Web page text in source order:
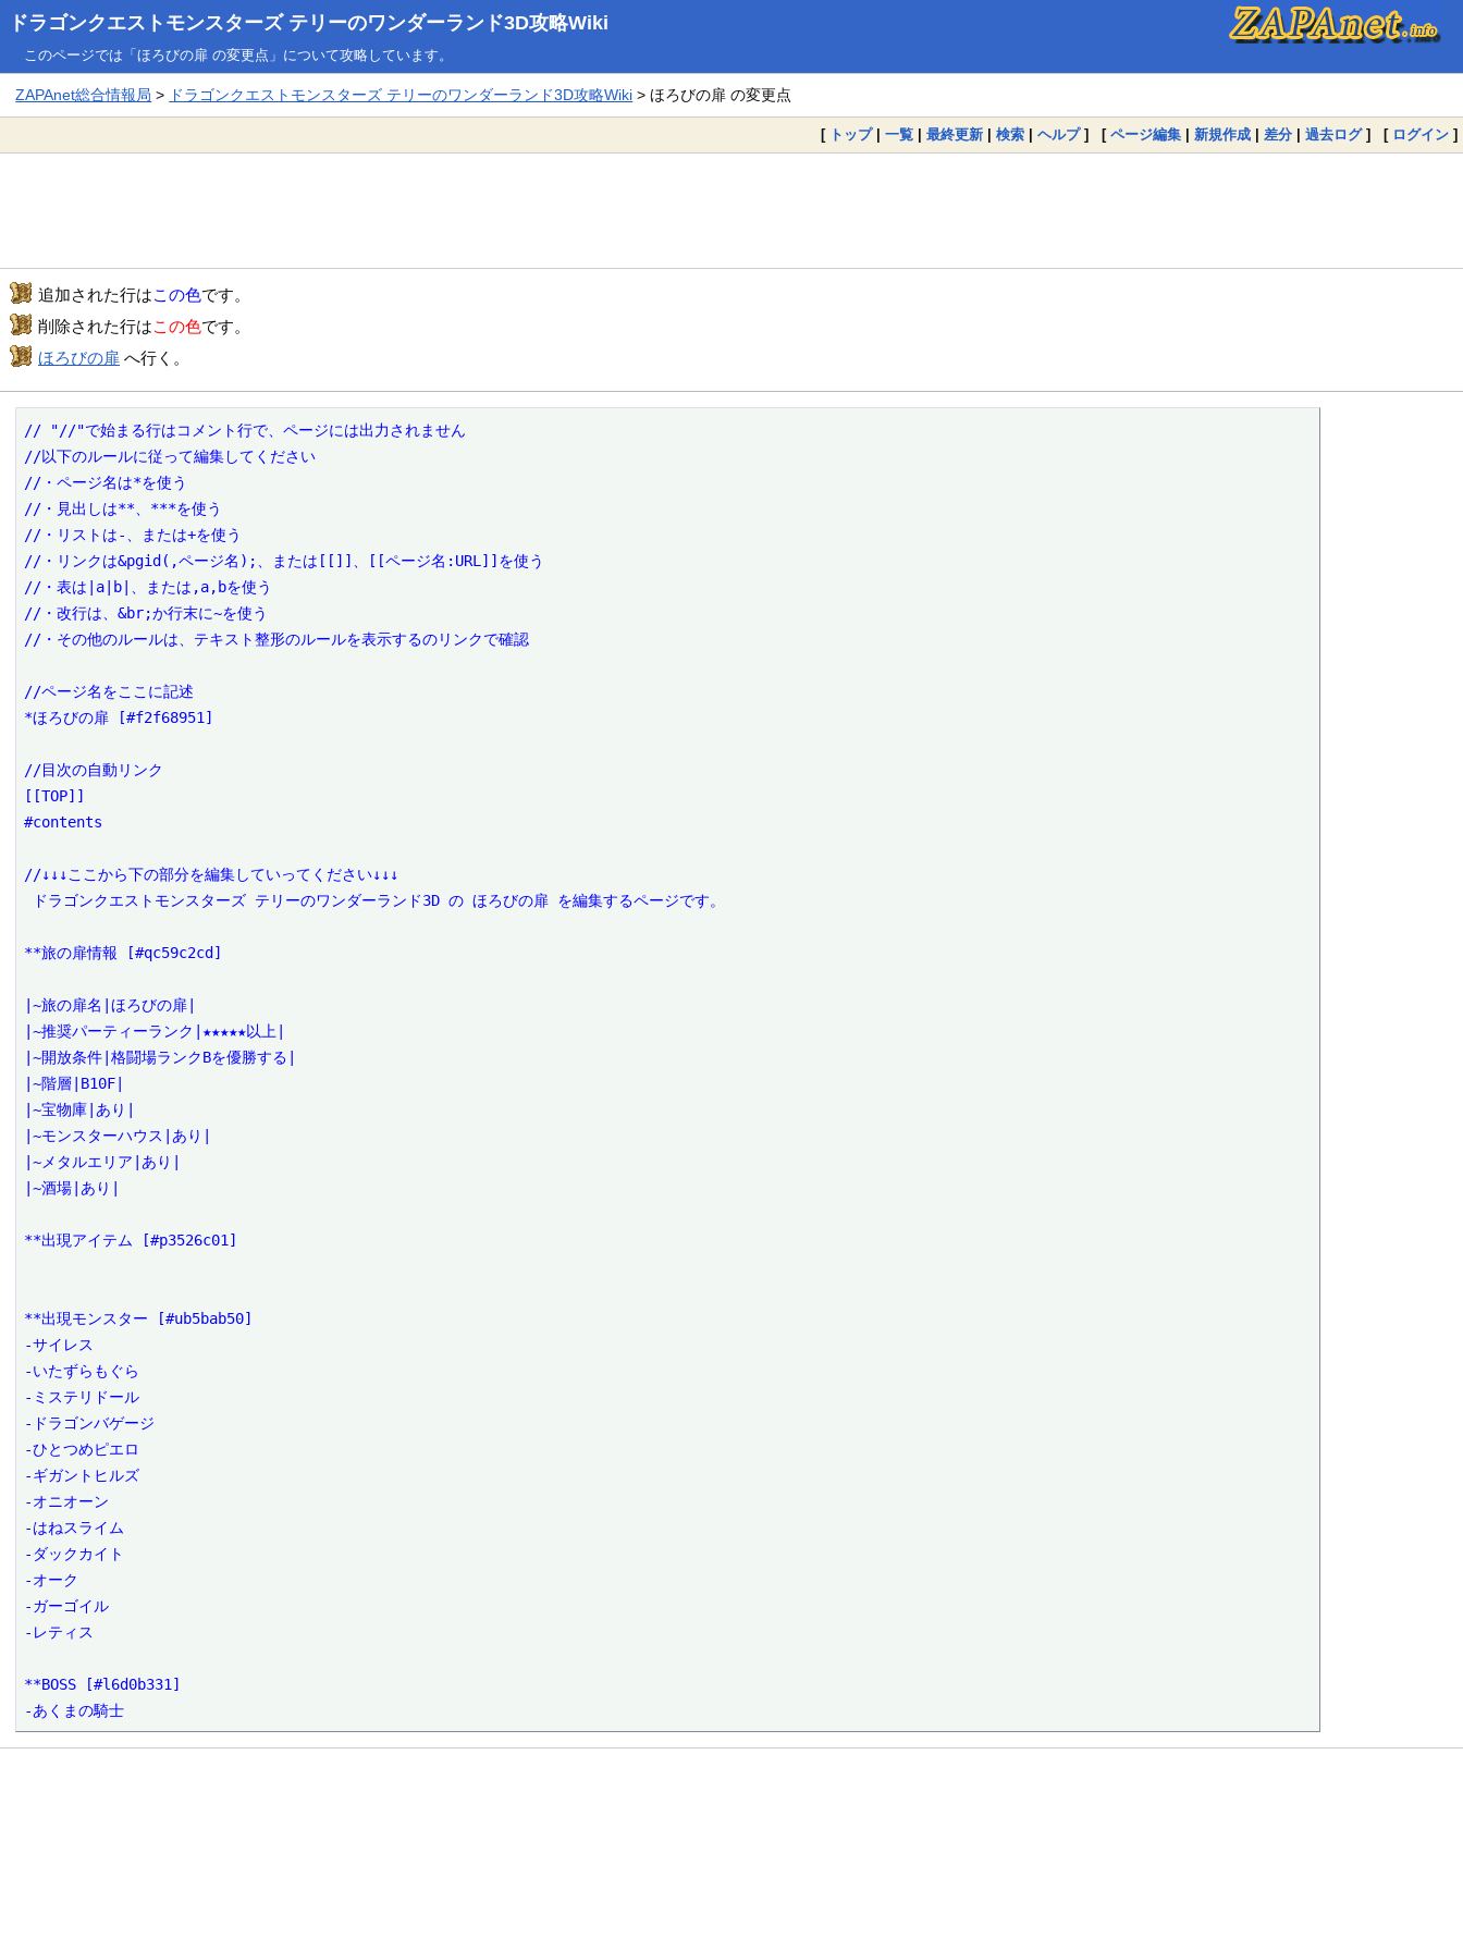
ドラゴンクエストモンスターズ テリーのワンダーランド3D攻略Wiki
このページでは「ほろびの扉 の変更点」について攻略しています。
ZAPAnet総合情報局 > ドラゴンクエストモンスターズ テリーのワンダーランド3D攻略Wiki > ほろびの扉 の変更点
[ トップ| 一覧 | 最終更新 | 検索 | ヘルプ] [ ページ編集 | 新規作成 | 差分 | 過去ログ] [ ログイン ]
追加された行はこの色です。
削除された行はこの色です。
ほろびの扉 へ行く。
// "//"で始まる行はコメント行で、ページには出力されません
//以下のルールに従って編集してください
//・ページ名は*を使う
//・見出しは**、***を使う
//・リストは-、または+を使う
//・リンクは&pgid(,ページ名);、または[[]]、[[ページ名:URL]]を使う
//・表は|a|b|、または,a,bを使う
//・改行は、&br;か行末に~を使う
//・その他のルールは、テキスト整形のルールを表示するのリンクで確認
//ページ名をここに記述
*ほろびの扉 [#f2f68951]
//目次の自動リンク
[[TOP]]
#contents
//↓↓↓ここから下の部分を編集していってください↓↓↓
**旅の扉情報 [#qc59c2cd]
|~旅の扉名|ほろびの扉|
|~推奨パーティーランク|★★★★★以上|
|~開放条件|格闘場ランクBを優勝する|
|~階層|B10F|
|~宝物庫|あり|
|~モンスターハウス|あり|
|~メタルエリア|あり|
|~酒場|あり|
**出現アイテム [#p3526c01]
**出現モンスター [#ub5bab50]
-サイレス
-いたずらもぐら
-ミステリドール
-ドラゴンバゲージ
-ひとつめピエロ
-ギガントヒルズ
-オニオーン
-はねスライム
-ダックカイト
-オーク
-ガーゴイル
-レティス
**BOSS [#l6d0b331]
-あくまの騎士